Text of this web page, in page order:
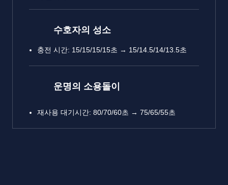
수호자의 성소
충전 시간: 15/15/15/15초 → 15/14.5/14/13.5초
운명의 소용돌이
재사용 대기시간: 80/70/60초 → 75/65/55초